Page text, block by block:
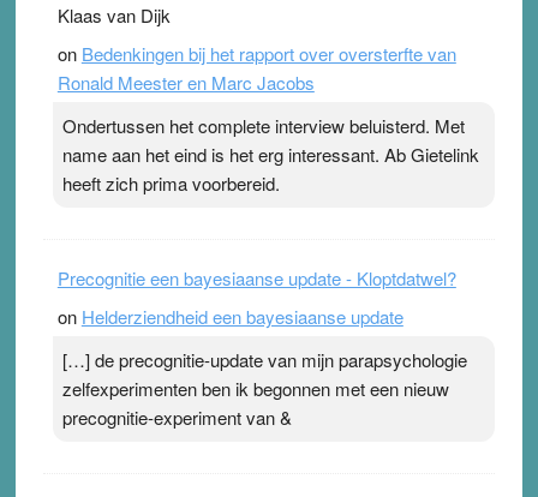
topsporters. Ze hopen ermee hun hartslag te verlagen
terwijl ze meer zuurstof opnemen. Daarop heeft zo’n
pleister geen effect. Maar het gevoel ‘makkelijker te
Pleisterplakkers in de topspsort ›[...]
Klaas van Dijk
on Bedenkingen bij het rapport over oversterfte van
Ronald Meester en Marc Jacobs
Ondertussen het complete interview beluisterd. Met
name aan het eind is het erg interessant. Ab Gietelink
heeft zich prima voorbereid.
Precognitie een bayesiaanse update - Kloptdatwel?
on Helderziendheid een bayesiaanse update
[…] de precognitie-update van mijn parapsychologie
zelfexperimenten ben ik begonnen met een nieuw
precognitie-experiment van &